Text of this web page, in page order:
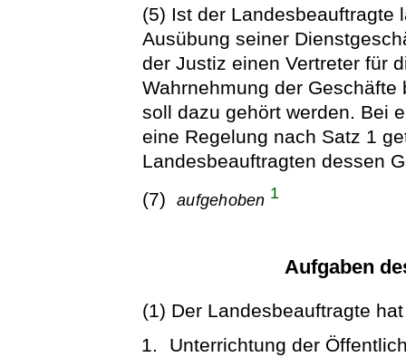
(5) Ist der Landesbeauftragte
Ausübung seiner
der Justiz einen Vertreter für
Wahrnehmung der
soll dazu gehört werden. Bei
eine Regelung nach Satz 1
Landesbeauftragten dessen
(7)aufgehoben 1
Aufgaben
(1) Der Landesbeauftragte
Unterrichtung der